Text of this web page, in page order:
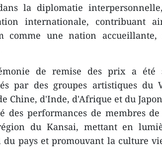
la diplomatie
internationale, contribuant
comme une nation
de remise des prix a été
par des groupes artistiques du
Chine, d'Inde, d'Afrique et du
des performances de membres
du Kansai, mettant en
du pays et promouvant la culture